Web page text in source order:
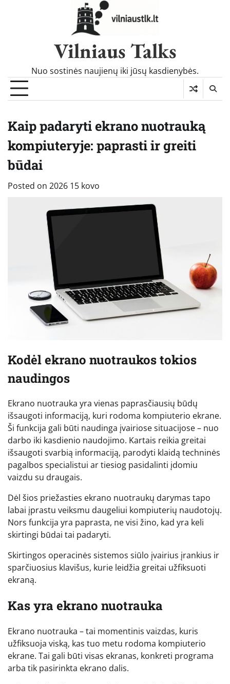
Vilniaus Talks
Nuo sostinės naujienų iki jūsų kasdienybės.
Kaip padaryti ekrano nuotrauką
kompiuteryje: paprasti ir greiti
būdai
Posted on 2026 15 kovo
Kodėl ekrano nuotraukos tokios
naudingos
Ekrano nuotrauka yra vienas paprasčiausių būdų
išsaugoti informaciją, kuri rodoma kompiuterio ekrane.
Ši funkcija gali būti naudinga įvairiose situacijose – nuo
darbo iki kasdienio naudojimo. Kartais reikia greitai
išsaugoti svarbią informaciją, parodyti klaidą techninės
pagalbos specialistui ar tiesiog pasidalinti įdomiu
vaizdu su draugais.
Dėl šios priežasties ekrano nuotraukų darymas tapo
labai įprastu veiksmu daugeliui kompiuterių naudotojų.
Nors funkcija yra paprasta, ne visi žino, kad yra keli
skirtingi būdai tai padaryti.
Skirtingos operacinės sistemos siūlo įvairius įrankius ir
sparčiuosius klavišus, kurie leidžia greitai užfiksuoti
ekraną.
Kas yra ekrano nuotrauka
Ekrano nuotrauka – tai momentinis vaizdas, kuris
užfiksuoja viską, kas tuo metu rodoma kompiuterio
ekrane. Tai gali būti visas ekranas, konkreti programa
arba tik pasirinkta ekrano dalis.